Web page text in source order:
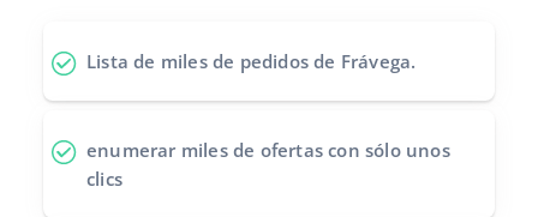
Calculadora de beneficios
Cooperación y socios
Français
Italiano
Lista de miles de pedidos de Frávega.
enumerar miles de ofertas con sólo unos
clics